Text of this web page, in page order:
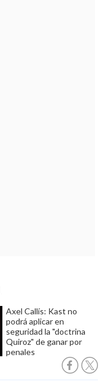
Axel Callís: Kast no
podrá aplicar en
seguridad la "doctrina
Quiroz" de ganar por
penales